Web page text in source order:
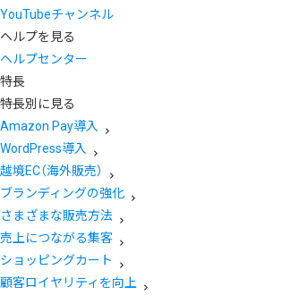
YouTubeチャンネル
ヘルプを見る
ヘルプセンター
特長
特長別に見る
Amazon Pay導入
WordPress導入
越境EC（海外販売）
ブランディングの強化
さまざまな販売方法
売上につながる集客
ショッピングカート
顧客ロイヤリティを向上